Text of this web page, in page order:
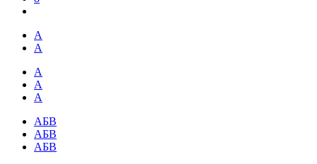
А
А
А
А
А
АБВ
АБВ
АБВ